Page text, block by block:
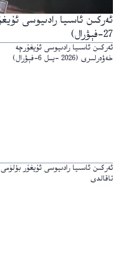
27-فېۋرال)
ئەركىن ئاسىيا رادىيوسى ئۇيغۇرچە
خەۋەرلىرى (2026 -يىل 6-فېۋرال)
ئەركىن ئاسىيا رادىيوسى ئۇيغۇر بۆلۈمى
تاقالدى